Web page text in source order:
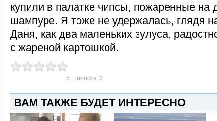
купили в палатке чипсы, пожаренные на
шампуре. Я тоже не удержалась, глядя
Даня, как два маленьких зулуса,
с жареной картошкой.
5 | Голосов: 3
ВАМ ТАКЖЕ БУДЕТ ИНТЕРЕСНО